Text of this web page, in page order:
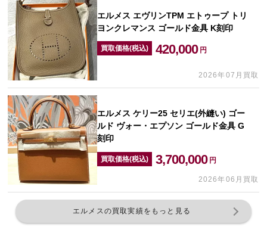
エルメス エヴリンTPM エトゥープ トリ
ヨンクレマンス ゴールド金具 K刻印
買取価格(税込) 420,000 円
2026年07月買取
エルメス ケリー25 セリエ(外縫い) ゴー
ルド ヴォー・エプソン ゴールド金具 G
刻印
買取価格(税込) 3,700,000 円
2026年06月買取
エルメスの買取実績をもっと見る